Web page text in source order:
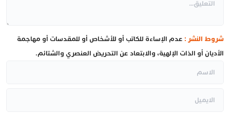
شروط النشر : عدم الإساءة للكاتب أو للأشخاص أو للمقدسات أو مهاجمة
الأديان أو الذات الإلهية، والابتعاد عن التحريض العنصري والشتائم.